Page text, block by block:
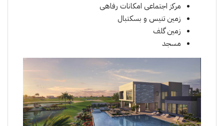
مرکز اجتماعی امکانات رفاهی
زمین تنیس و بسکتبال
زمین گلف
مسجد